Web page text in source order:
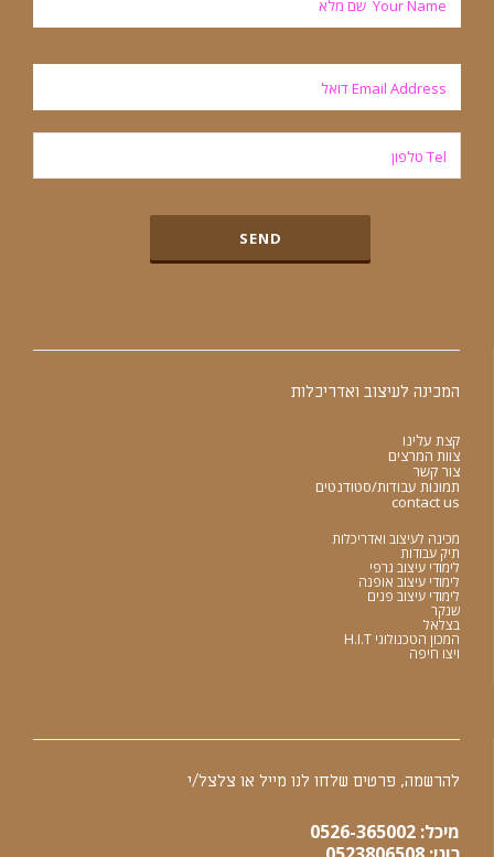
המכינה לעיצוב ואדריכלות
קצת עלינו
צוות המרצים
צור קשר
תמונות עבודות/סטודנטים
contact us
מכינה לעיצוב ואדריכלות
תיק עבודות
לימודי עיצוב גרפי
לימודי עיצוב אופנה
לימודי עיצוב פנים
שנקר
בצלאל
המכון הטכנולוגי H.I.T
ויצו חיפה
להרשמה, פרטים שלחו לנו מייל או צלצל/י
מיכל: 0526-365002